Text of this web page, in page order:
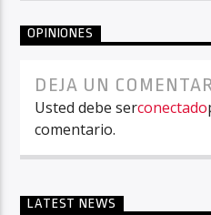
OPINIONES
DEJA UN
Usted debe serconectado
comentario.
LATEST NEWS